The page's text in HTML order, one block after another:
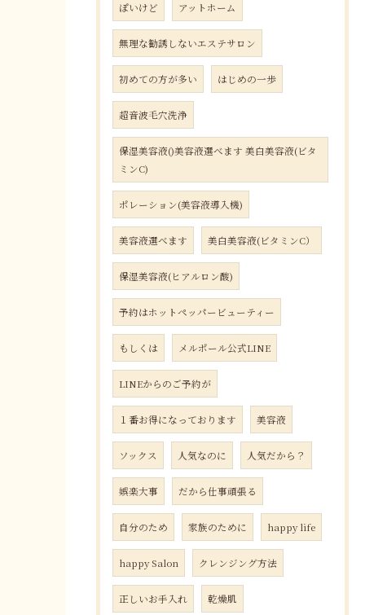
ぽいけど アットホーム
無理な勧誘しないエステサロン
初めての方が多い はじめの一歩
超音波毛穴洗浄
保湿美容液()美容液選べます 美白美容液(ビタ
ミンC)
ポレーション(美容液導入機)
美容液選べます 美白美容液(ビタミンC）
保湿美容液(ヒアルロン酸)
予約はホットペッパービューティー
もしくは メルポール公式LINE
LINEからのご予約が
１番お得になっております 美容液
ソックス 人気なのに 人気だから？
娯楽大事 だから仕事頑張る
自分のため 家族のために happy life
happy Salon クレンジング方法
正しいお手入れ 乾燥肌